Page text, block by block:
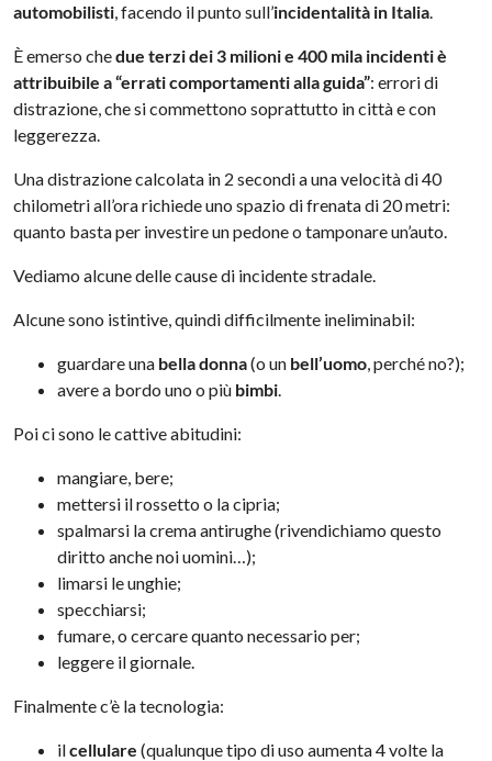
automobilisti, facendo il punto sull’incidentalità in Italia.
È emerso chedue terzi dei 3 milioni e 400 mila incidenti è
attribuibile a “errati comportamenti alla guida”: errori di
distrazione, che si commettono soprattutto in città e con
leggerezza.
Una distrazione calcolata in 2 secondi a una velocità di 40
chilometri all’ora richiede uno spazio di frenata di 20 metri:
quanto basta per investire un pedone o tamponare un’auto.
Vediamo alcune delle cause di incidente stradale.
Alcune sono istintive, quindi difficilmente ineliminabil:
guardare una bella donna(o un bell’uomo, perché no?);
avere a bordo uno o più bimbi.
Poi ci sono le cattive abitudini:
mangiare, bere;
mettersi il rossetto o la cipria;
spalmarsi la crema antirughe (rivendichiamo questo
diritto anche noi uomini…);
limarsi le unghie;
specchiarsi;
fumare, o cercare quanto necessario per;
leggere il giornale.
Finalmente c’è la tecnologia:
ilcellulare(qualunque tipo di uso aumenta 4 volte la